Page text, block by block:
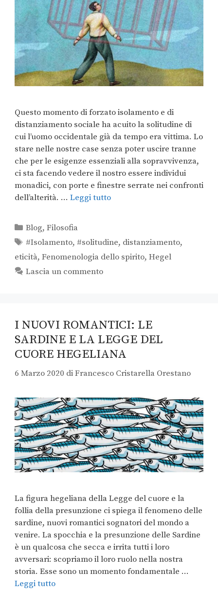
Questo momento di forzato isolamento e di
distanziamento sociale ha acuito la solitudine di
cui l’uomo occidentale già da tempo era vittima. Lo
stare nelle nostre case senza poter uscire tranne
che per le esigenze essenziali alla sopravvivenza,
ci sta facendo vedere il nostro essere individui
monadici, con porte e finestre serrate nei confronti
dell’alterità. … Leggi tutto
Blog,Filosofia
#Isolamento, #solitudine, distanziamento,
eticità, Fenomenologia dello spirito, Hegel
Lascia un commento
I NUOVI ROMANTICI: LE
SARDINE E LA LEGGE DEL
CUORE HEGELIANA
6 Marzo 2020 diFrancesco Cristarella Orestano
La figura hegeliana della Legge del cuore e la
follia della presunzione ci spiega il fenomeno delle
sardine, nuovi romantici sognatori del mondo a
venire. La spocchia e la presunzione delle Sardine
è un qualcosa che secca e irrita tutti i loro
avversari: scopriamo il loro ruolo nella nostra
storia. Esse sono un momento fondamentale …
Leggi tutto